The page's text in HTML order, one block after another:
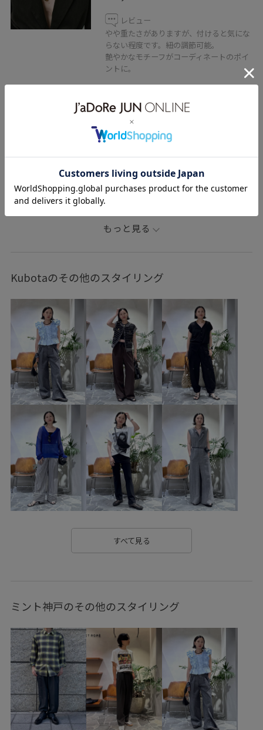
レビュー
やや重たさがありますが、付けると気にな
らない程度です。紐の調節可能。
艶やかなモチーフがコーディネートのポイ
ントに。
七五三ママコーデ
授業参観日コーデ デートコーデ お出かけコーデ
旅行コーデ 推し活コーデ
スカートスタイル
ブルべ夏 乾燥 ジャケット/アウター
ショルダーバッグ シューズ ブーツ アクセサリー
ネックレス ピアス（両耳用） GAA25130 GAE25080
GAV25020 GAX74010 GAZ75000 GAZ75050
1枚あると重宝 24AW30 25アウター_pickup
FEMMEおすすめ羽織 recommend_goods Winter Goods
きれいめ くるみボタン こなれ感 ふんわり
アダムエロぺアウター アダムワンピース ウール
オールインワン_pickup カジュアル サイズ調整
サテン シアー シアー感 シンプル
シンプルなトップス スタイルアップ
スニーカー スラックス セットアップ
ドロストデザイン ニット ニットワンピース
バランスが良い パンツ ピアス フェイクレザー
フロントボタン プルオーバー ボリューム感
ポリウレタン ポリエステル ミニマル メリハリ
メンズライク モチーフ モード リサイクル
リラックス感 ルーズ ルーズなシルエット
もっと見る
Kubotaのその他のスタイリング
すべて見る
ミント神戸のその他のスタイリング